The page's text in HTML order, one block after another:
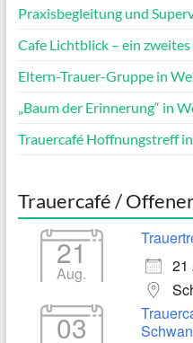
Praxisbegleitung und
Cafe Lichtblick – ein
Eltern-Trauer-Gruppe in
„Baum der Erinnerung“ in
Trauercafé Hoffnungstreff
Trauercafé /
21
Aug.
21
03